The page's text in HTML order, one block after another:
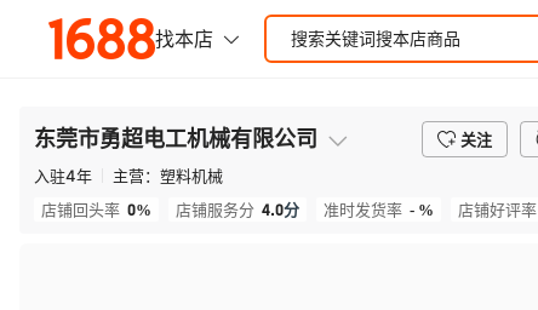
东莞市勇超电工机械有限公司 关注
入驻4年 主营： 塑料机械
店铺回头率 0% 店铺服务分 4.0分 准时发货率 - % 店铺好评率